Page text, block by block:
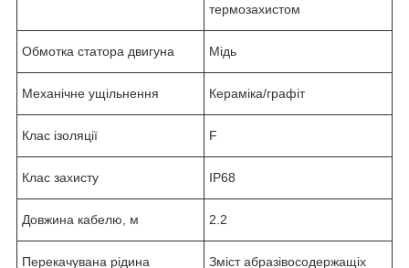
термозахистом
Обмотка статора двигуна Мідь
Механічне ущільнення Кераміка/графіт
Клас ізоляції F
Клас захисту IP68
Довжина кабелю, м 2.2
Перекачувана рідина
Зміст абразівосодержащіх